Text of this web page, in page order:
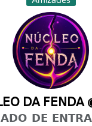
𝖣𝖠 𝖥𝖤𝖭𝖣𝖠
𝗗𝗘